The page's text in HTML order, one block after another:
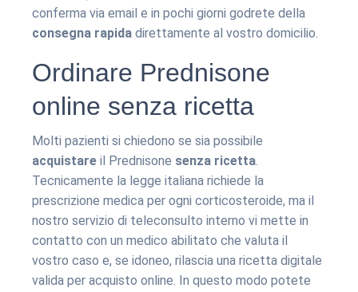
conferma via email e in pochi giorni godrete della
consegna rapida direttamente al vostro domicilio.
Ordinare Prednisone
online senza ricetta
Molti pazienti si chiedono se sia possibile
acquistare il Prednisone senza ricetta.
Tecnicamente la legge italiana richiede la
prescrizione medica per ogni corticosteroide, ma il
nostro servizio di teleconsulto interno vi mette in
contatto con un medico abilitato che valuta il
vostro caso e, se idoneo, rilascia una ricetta digitale
valida per acquisto online. In questo modo potete